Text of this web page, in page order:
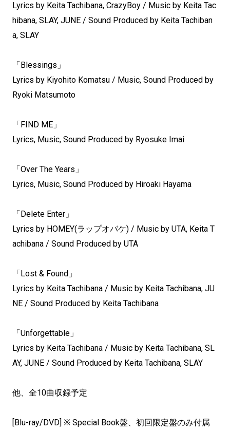
Lyrics by Keita Tachibana, CrazyBoy / Music by Keita Tac
hibana, SLAY, JUNE / Sound Produced by Keita Tachiban
a, SLAY
「Blessings」
Lyrics by Kiyohito Komatsu / Music, Sound Produced by
Ryoki Matsumoto
「FIND ME」
Lyrics, Music, Sound Produced by Ryosuke Imai
「Over The Years」
Lyrics, Music, Sound Produced by Hiroaki Hayama
「Delete Enter」
Lyrics by HOMEY(ラップオバケ) / Music by UTA, Keita T
achibana / Sound Produced by UTA
「Lost & Found」
Lyrics by Keita Tachibana / Music by Keita Tachibana, JU
NE / Sound Produced by Keita Tachibana
「Unforgettable」
Lyrics by Keita Tachibana / Music by Keita Tachibana, SL
AY, JUNE / Sound Produced by Keita Tachibana, SLAY
他、全10曲収録予定
[Blu-ray/DVD] ※ Special Book盤、初回限定盤のみ付属